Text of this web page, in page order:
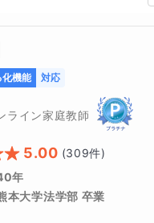
化機能 対応
ライン家庭教師
5.00 (309件)
年
本大学法学部 卒業